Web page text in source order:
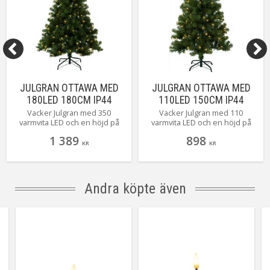
JULGRAN OTTAWA MED
180LED 180CM IP44
Vacker Julgran med 350
varmvita LED och en höjd på
1 389 KR
JULGRAN OTTAWA MED
110LED 150CM IP44
Vacker Julgran med 110
varmvita LED och en höjd på
898 KR
Andra köpte även